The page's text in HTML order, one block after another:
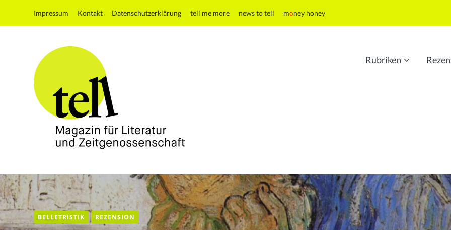
Impressum Kontakt Datenschutzerklärung tell me more news to tell money honey
Magazin
für
Literatur
und
Zeitgenossenschaft
Rubriken
BELLETRISTIK REZENSION